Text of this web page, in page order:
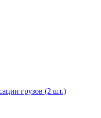
грузов (2 шт.)